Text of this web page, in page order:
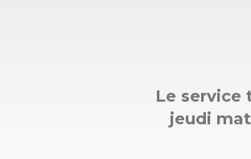
Le service
jeudi